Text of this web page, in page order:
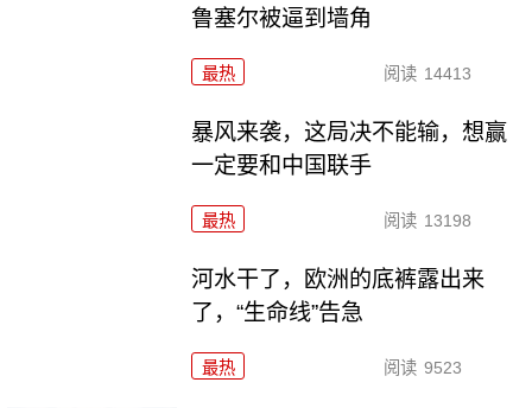
鲁塞尔被逼到墙角
最热 阅读 14413
暴风来袭，这局决不能输，想赢
一定要和中国联手
最热 阅读 13198
河水干了，欧洲的底裤露出来
了，“生命线”告急
最热 阅读 9523